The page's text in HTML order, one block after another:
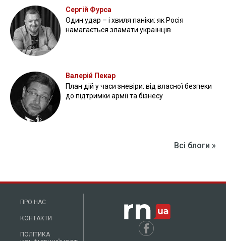
Сергій Фурса
Один удар – і хвиля паніки: як Росія
намагається зламати українців
Валерій Пекар
План дій у часи зневіри: від власної безпеки
до підтримки армії та бізнесу
Всі блоги »
ПРО НАС
КОНТАКТИ
ПОЛІТИКА